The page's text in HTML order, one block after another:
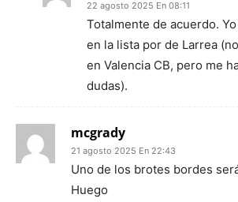
22 agosto 2025 En 08:11
Totalmente de acuerdo.
en la lista por de Larrea
en Valencia CB, pero me
dudas).
mcgrady
21 agosto 2025 En 22:43
Uno de los brotes bordes
Huego